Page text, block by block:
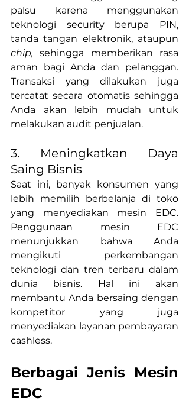
palsu karena menggunakan
teknologi security berupa PIN,
chip, sehingga memberikan rasa
aman bagi Anda dan pelanggan.
Transaksi yang dilakukan juga
tercatat secara otomatis sehingga
Anda akan lebih mudah untuk
melakukan audit penjualan.
3. Meningkatkan Daya
Saing Bisnis
Saat ini, banyak konsumen yang
lebih memilih berbelanja di toko
yang menyediakan mesin EDC.
Penggunaan mesin EDC
menunjukkan bahwa Anda
mengikuti perkembangan
teknologi dan tren terbaru dalam
dunia bisnis. Hal ini akan
membantu Anda bersaing dengan
kompetitor yang juga
menyediakan layanan pembayaran
cashless.
Berbagai Jenis Mesin
EDC